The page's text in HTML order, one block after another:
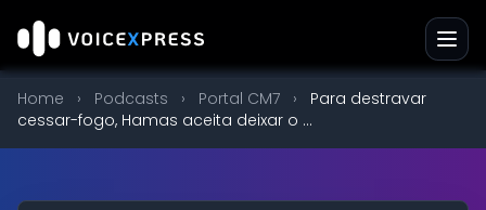
Home › Podcasts › Portal CM7 ›
Para destravar
cessar-fogo, Hamas aceita deixar o ...